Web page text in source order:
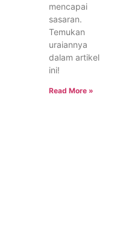
mencapai
sasaran.
Temukan
uraiannya
dalam artikel
ini!
Read More »